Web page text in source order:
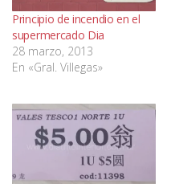
Principio de incendio en el
supermercado Dia
28 marzo, 2013
En «Gral. Villegas»